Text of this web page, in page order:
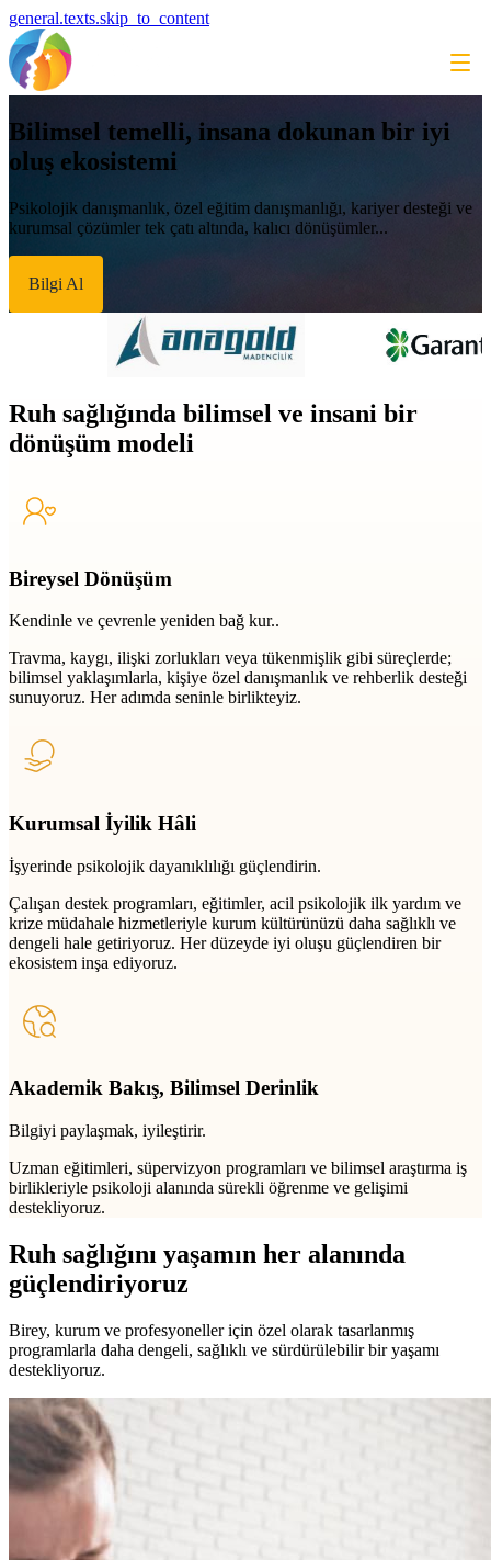
general.texts.skip_to_content
Bilimsel temelli, insana dokunan bir iyi
oluş ekosistemi
Psikolojik danışmanlık, özel eğitim danışmanlığı, kariyer desteği ve
kurumsal çözümler tek çatı altında, kalıcı dönüşümler...
Bilgi Al
Ruh sağlığında bilimsel ve insani bir
dönüşüm modeli
Bireysel Dönüşüm
Kendinle ve çevrenle yeniden bağ kur..
Travma, kaygı, ilişki zorlukları veya tükenmişlik gibi süreçlerde;
bilimsel yaklaşımlarla, kişiye özel danışmanlık ve rehberlik desteği
sunuyoruz. Her adımda seninle birlikteyiz.
Kurumsal İyilik Hâli
İşyerinde psikolojik dayanıklılığı güçlendirin.
Çalışan destek programları, eğitimler, acil psikolojik ilk yardım ve
krize müdahale hizmetleriyle kurum kültürünüzü daha sağlıklı ve
dengeli hale getiriyoruz. Her düzeyde iyi oluşu güçlendiren bir
ekosistem inşa ediyoruz.
Akademik Bakış, Bilimsel Derinlik
Bilgiyi paylaşmak, iyileştirir.
Uzman eğitimleri, süpervizyon programları ve bilimsel araştırma iş
birlikleriyle psikoloji alanında sürekli öğrenme ve gelişimi
destekliyoruz.
Ruh sağlığını yaşamın her alanında
güçlendiriyoruz
Birey, kurum ve profesyoneller için özel olarak tasarlanmış
programlarla daha dengeli, sağlıklı ve sürdürülebilir bir yaşamı
destekliyoruz.